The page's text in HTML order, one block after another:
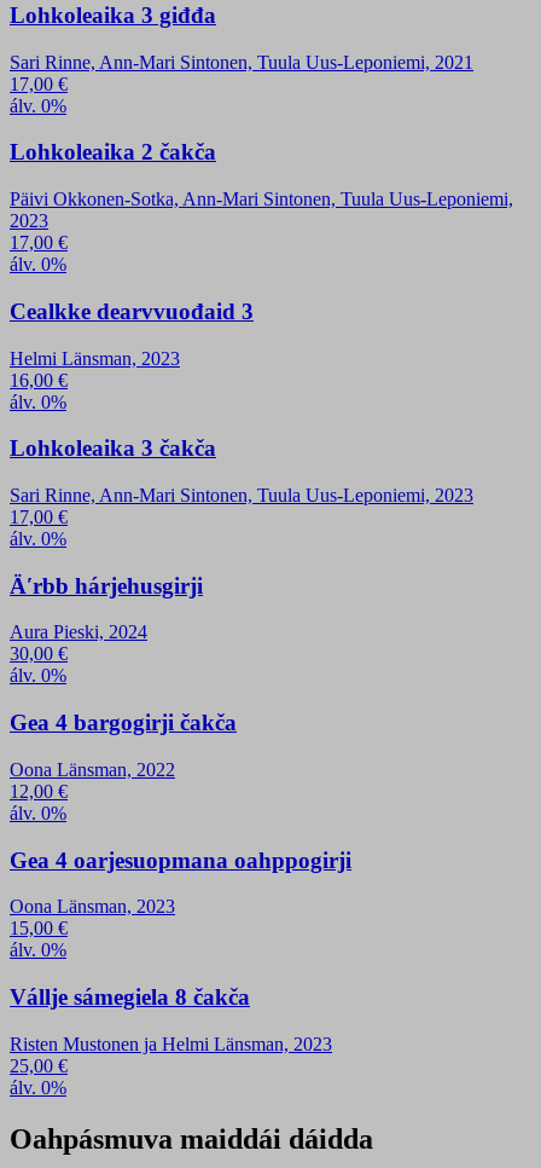
Lohkoleaika 3 giđđa
Sari Rinne, Ann-Mari Sintonen, Tuula Uus-Leponiemi, 2021
17,00 €
álv. 0%
Lohkoleaika 2 čakča
Päivi Okkonen-Sotka, Ann-Mari Sintonen, Tuula Uus-Leponiemi,
2023
17,00 €
álv. 0%
Cealkke dearvvuođaid 3
Helmi Länsman, 2023
16,00 €
álv. 0%
Lohkoleaika 3 čakča
Sari Rinne, Ann-Mari Sintonen, Tuula Uus-Leponiemi, 2023
17,00 €
álv. 0%
Äʹrbb hárjehusgirji
Aura Pieski, 2024
30,00 €
álv. 0%
Gea 4 bargogirji čakča
Oona Länsman, 2022
12,00 €
álv. 0%
Gea 4 oarjesuopmana oahppogirji
Oona Länsman, 2023
15,00 €
álv. 0%
Vállje sámegiela 8 čakča
Risten Mustonen ja Helmi Länsman, 2023
25,00 €
álv. 0%
Oahpásmuva maiddái dáidda